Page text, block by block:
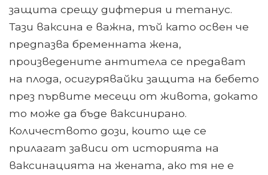
защита срещу дифтерия и тетанус.
Тази ваксина е важна, тъй като освен че
предпазва бременната жена,
произведените антитела се предават
на плода, осигурявайки защита на бебето
през първите месеци от живота, докато
то може да бъде ваксинирано.
Количеството дози, които ще се
прилагат зависи от историята на
ваксинацията на жената, ако тя не е